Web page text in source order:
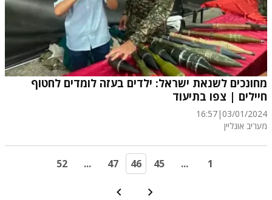
מחונכים לשנאת ישראל: ילדים בעזה לומדים לחטוף
חיילים | צפו בתיעוד
03/01/2024
|
16:57
מעריב אונליין
52 ... 47 46 45 ... 1